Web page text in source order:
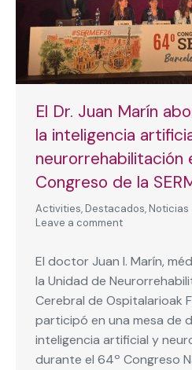
El Dr. Juan Marín
la inteligencia
neurorrehabilitación
Congreso de la
Activities, Destacados, Noticias
Leave a comment
El doctor Juan I. Marín,
la Unidad de
Cerebral de Ospitalarioak
participó en una mesa de
inteligencia artificial y
durante el 64º Congreso